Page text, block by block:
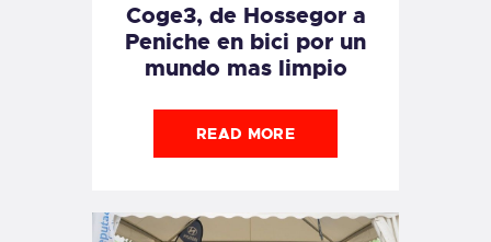
Coge3, de Hossegor a
Peniche en bici por un
mundo mas limpio
READ MORE